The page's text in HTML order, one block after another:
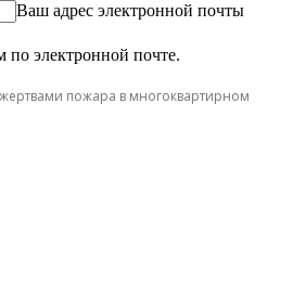
Ваш адрес электронной почты
по электронной почте.
пожара в многоквартирном